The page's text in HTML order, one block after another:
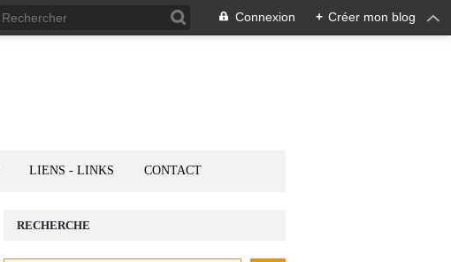
Connexion + Créer mon blog
LIENS - LINKS CONTACT
RECHERCHE